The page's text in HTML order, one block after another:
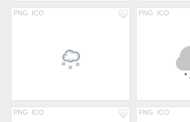
PNG ICO PNG ICO
PNG ICO PNG ICO